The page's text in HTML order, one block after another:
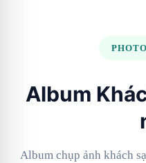
Album
Album chụp ảnh khách